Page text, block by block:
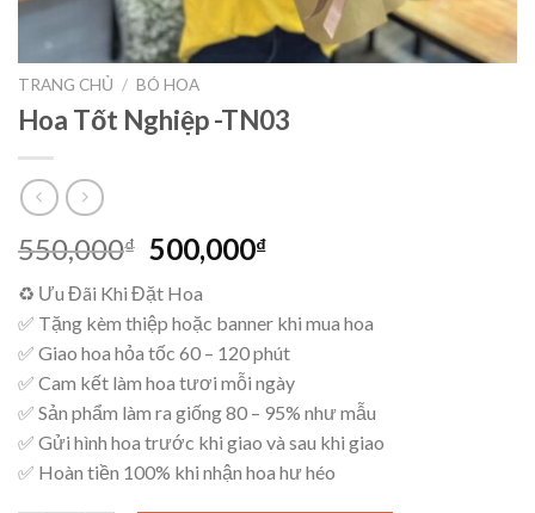
TRANG CHỦ / BÓ HOA
Hoa Tốt Nghiệp -TN03
550,000₫ Giá
là:
550,000₫.
500,000₫Giá
là:
500,000₫.
♻ Ưu Đãi Khi Đặt Hoa
✅ Tặng kèm thiệp hoặc banner khi mua hoa
✅ Giao hoa hỏa tốc 60 – 120 phút
✅ Cam kết làm hoa tươi mỗi ngày
✅ Sản phẩm làm ra giống 80 – 95% như mẫu
✅ Gửi hình hoa trước khi giao và sau khi giao
✅ Hoàn tiền 100% khi nhận hoa hư héo